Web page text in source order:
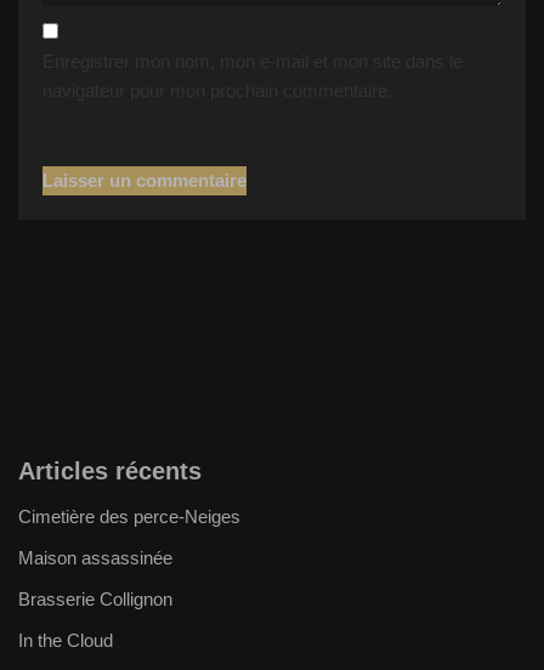
Articles récents
Cimetière des perce-Neiges
Maison assassinée
Brasserie Collignon
In the Cloud